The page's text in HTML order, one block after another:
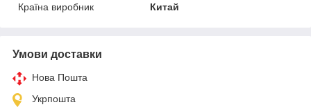
Країна виробник
Китай
Умови доставки
Нова Пошта
Укрпошта